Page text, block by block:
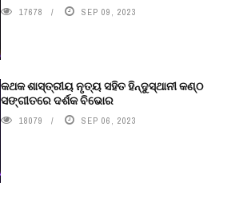
17678 SEP 09, 2023
କଥକ ଶାସ୍ତ୍ରୀୟ ନୃତ୍ୟ ସହିତ ହିନ୍ଦୁସ୍ଥାନୀ କଣ୍ଠ
ସଙ୍ଗୀତରେ ଦର୍ଶକ ବିଭୋର
18079 SEP 06, 2023